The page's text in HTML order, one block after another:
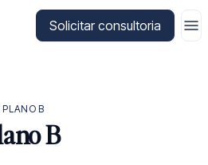
Solicitar consultoria
PLANO B
B